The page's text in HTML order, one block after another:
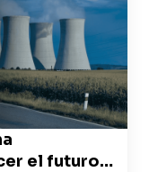
el futuro